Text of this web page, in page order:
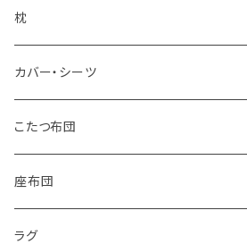
枕
カバー・シーツ
掛け布団カバー
敷き布団カバー
シーツ
こたつ布団
座布団
ラグ